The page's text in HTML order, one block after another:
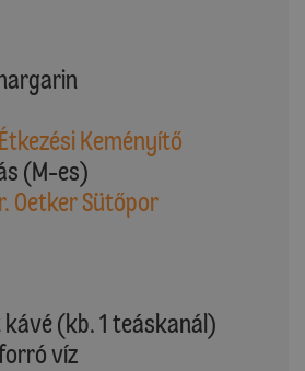
Keményítő
(M-es)
Oetker Sütőpor
(kb. 1 teáskanál)
víz